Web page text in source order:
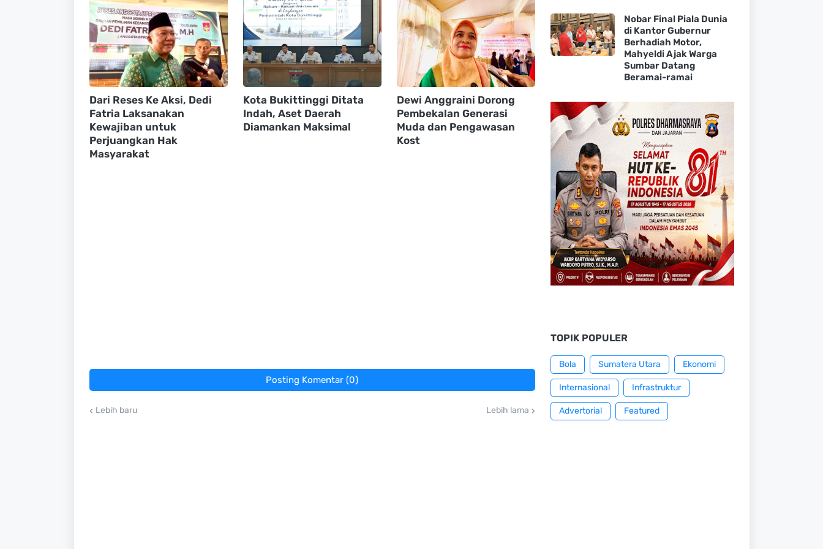
Dari Reses Ke Aksi, Dedi
Fatria Laksanakan
Kewajiban untuk
Perjuangkan Hak
Masyarakat
Kota Bukittinggi Ditata
Indah, Aset Daerah
Diamankan Maksimal
Dewi Anggraini Dorong
Pembekalan Generasi
Muda dan Pengawasan
Kost
Posting Komentar (0)
Lebih baru Lebih lama
Nobar Final Piala Dunia
di Kantor Gubernur
Berhadiah Motor,
Mahyeldi Ajak Warga
Sumbar Datang
Beramai-ramai
TOPIK POPULER
Bola Sumatera Utara Ekonomi
Internasional Infrastruktur
Advertorial Featured